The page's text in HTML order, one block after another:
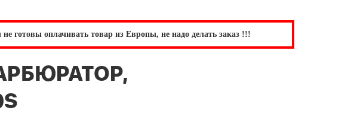
готовы оплачивать товар из Европы, не надо делать заказ !!!